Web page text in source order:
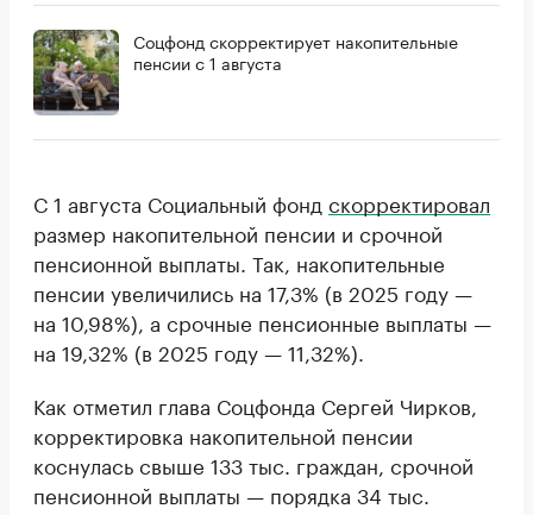
Соцфонд скорректирует накопительные
пенсии с 1 августа
С 1 августа Социальный фонд скорректировал
размер накопительной пенсии и срочной
пенсионной выплаты. Так, накопительные
пенсии увеличились на 17,3% (в 2025 году —
на 10,98%), а срочные пенсионные выплаты —
на 19,32% (в 2025 году — 11,32%).
Как отметил глава Соцфонда Сергей Чирков,
корректировка накопительной пенсии
коснулась свыше 133 тыс. граждан, срочной
пенсионной выплаты — порядка 34 тыс.